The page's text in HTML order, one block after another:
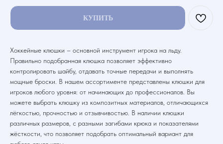
КУПИТЬ
Хоккейные клюшки – основной инструмент игрока на льду.
Правильно подобранная клюшка позволяет эффективно
контролировать шайбу, отдавать точные передачи и выполнять
мощные броски. В нашем ассортименте представлены клюшки для
игроков любого уровня: от начинающих до профессионалов. Вы
можете выбрать клюшку из композитных материалов, отличающихся
лёгкостью, прочностью и отзывчивостью. В наличии клюшки
различных размеров, с разными загибами крюка и показателями
жёсткости, что позволяет подобрать оптимальный вариант для